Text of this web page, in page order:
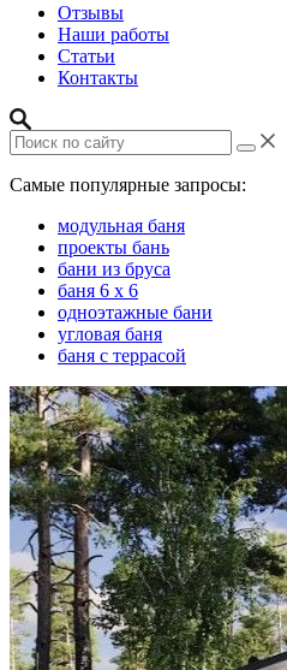
Отзывы
Наши работы
Статьи
Контакты
Самые популярные запросы:
модульная баня
проекты бань
бани из бруса
баня 6 х 6
одноэтажные бани
угловая баня
баня с террасой